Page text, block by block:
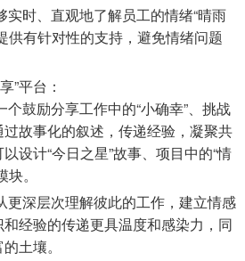
实时、直观地了解员工的情绪“晴雨
供有针对性的支持，避免情绪问题
”平台：
个鼓励分享工作中的“小确幸”、挑战
故事化的叙述，传递经验，凝聚共
设计“今日之星”故事、项目中的“情
。
更深层次理解彼此的工作，建立情感
和经验的传递更具温度和感染力，同
土壤。